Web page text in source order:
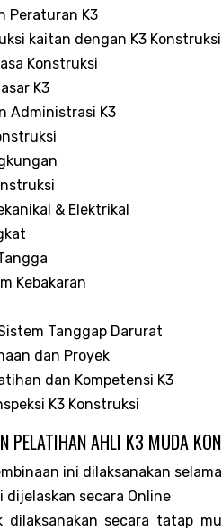
Peraturan K3
kaitan dengan K3 Konstruksi
Konstruksi
K3
Administrasi K3
& Elektrikal
Kebakaran
Tanggap Darurat
dan Proyek
dan Kompetensi K3
K3 Konstruksi
PELATIHAN AHLI K3 MUDA
ini dilaksanakan
dijelaskan secara Online
dilaksanakan secara tatap